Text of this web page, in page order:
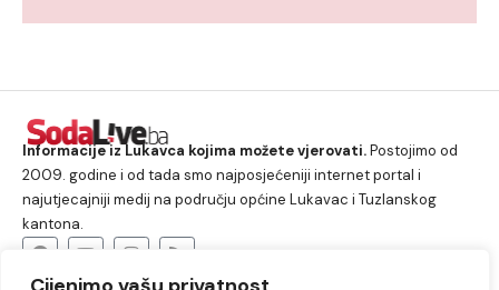
Informacije iz Lukavca kojima možete vjerovati.Postojimo od
2009. godine i od tada smo najposjećeniji internet portal i
najutjecajniji medij na području općine Lukavac i Tuzlanskog
kantona.